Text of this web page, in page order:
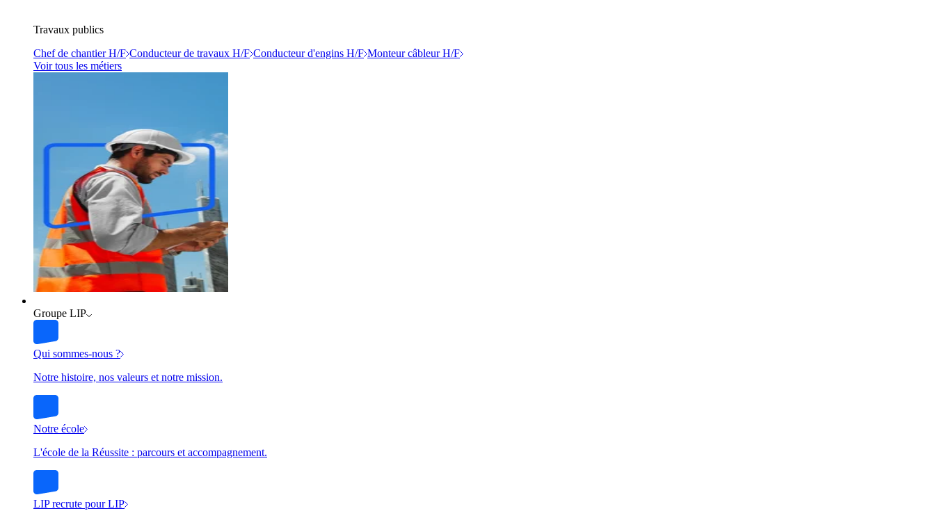
Travaux publics
Chef de chantier H/F Conducteur de travaux H/F Conducteur d'engins H/F Monteur câbleur H/F
Voir tous les métiers
Groupe LIP
Qui sommes-nous ?
Notre histoire, nos valeurs et notre mission.
Notre école
L'école de la Réussite : parcours et accompagnement.
LIP recrute pour LIP